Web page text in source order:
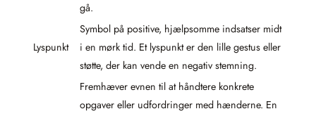
gå.
Lyspunkt
Symbol på positive, hjælpsomme indsatser midt
i en mørk tid. Et lyspunkt er den lille gestus eller
støtte, der kan vende en negativ stemning.
Fremhæver evnen til at håndtere konkrete
opgaver eller udfordringer med hænderne. En